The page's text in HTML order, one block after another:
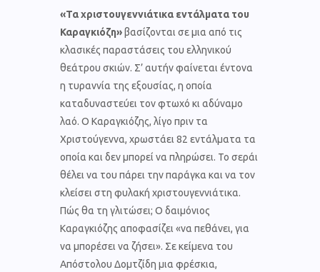
«Τα χριστουγεννιάτικα εντάλματα του
Καραγκιόζη»βασίζονται σε μια από τις
κλασικές παραστάσεις του ελληνικού
θεάτρου σκιών. Σ’ αυτήν φαίνεται έντονα
η τυραννία της εξουσίας, η οποία
καταδυναστεύει τον φτωχό κι αδύναμο
λαό. Ο Καραγκιόζης, λίγο πριν τα
Χριστούγεννα, χρωστάει 82 εντάλματα τα
οποία και δεν μπορεί να πληρώσει. Το σεράι
θέλει να του πάρει την παράγκα και να τον
κλείσει στη φυλακή χριστουγεννιάτικα.
Πώς θα τη γλιτώσει; Ο δαιμόνιος
Καραγκιόζης αποφασίζει «να πεθάνει, για
να μπορέσει να ζήσει». Σε κείμενα του
Απόστολου Δομτζίδη μια φρέσκια,